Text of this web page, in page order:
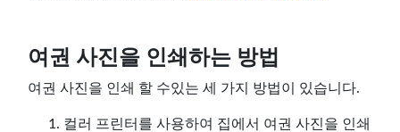
여권 사진을 인쇄하는 방법
여권 사진을 인쇄 할 수있는 세 가지 방법이 있습니다.
컬러 프린터를 사용하여 집에서 여권 사진을 인쇄